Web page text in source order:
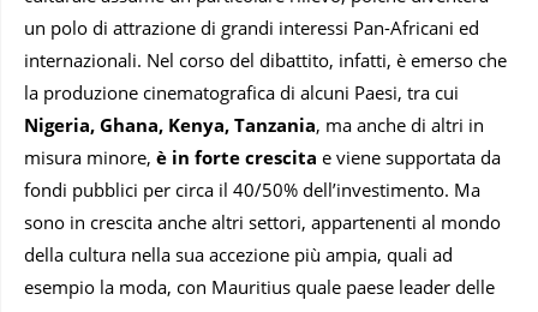
un polo di attrazione di grandi interessi Pan-Africani ed
internazionali. Nel corso del dibattito, infatti, è emerso che
la produzione cinematografica di alcuni Paesi, tra cui
Nigeria, Ghana, Kenya, Tanzania, ma anche di altri in
misura minore, è in forte crescita e viene supportata da
fondi pubblici per circa il 40/50% dell’investimento. Ma
sono in crescita anche altri settori, appartenenti al mondo
della cultura nella sua accezione più ampia, quali ad
esempio la moda, con Mauritius quale paese leader delle